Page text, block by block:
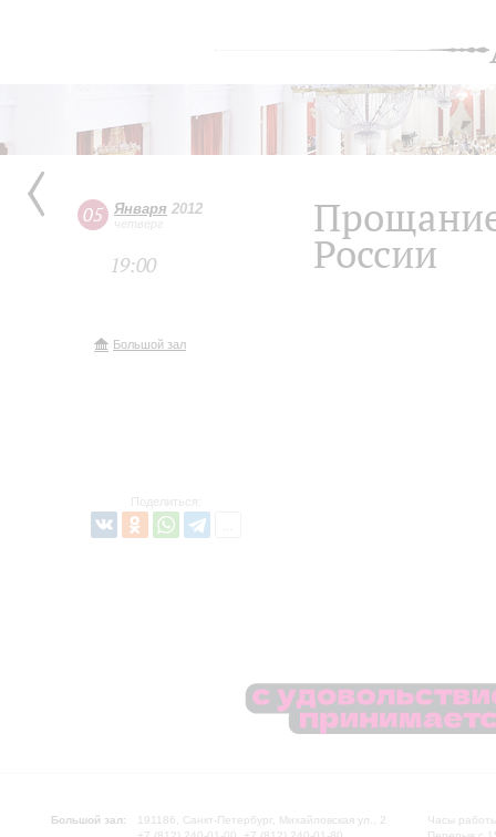
05 Января 2012
четверг
19:00
Большой зал
Поделиться:
России
Большой зал:
191186, Санкт-Петербург, Михайловская ул., 2
Часы